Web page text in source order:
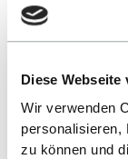
Diese Webseite
Wir verwenden
personalisieren,
zu können und